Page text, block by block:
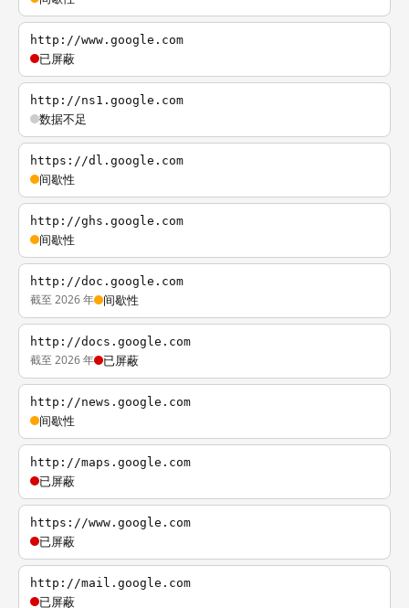
http://www.google.com
已屏蔽
http://ns1.google.com
数据不足
https://dl.google.com
间歇性
http://ghs.google.com
间歇性
http://doc.google.com
截至 2026 年 间歇性
http://docs.google.com
截至 2026 年 已屏蔽
http://news.google.com
间歇性
http://maps.google.com
已屏蔽
https://www.google.com
已屏蔽
http://mail.google.com
已屏蔽